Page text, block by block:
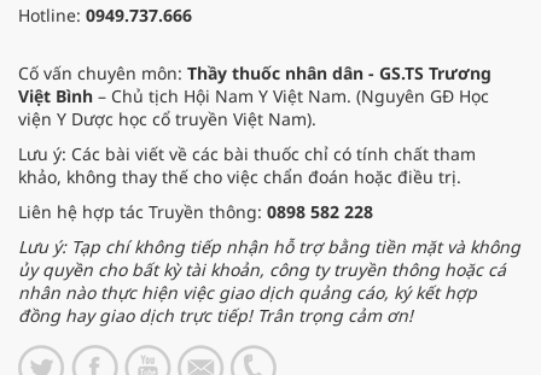
Hotline: 0949.737.666
Cố vấn chuyên môn: Thầy thuốc nhân dân - GS.TS Trương
Việt Bình – Chủ tịch Hội Nam Y Việt Nam. (Nguyên GĐ Học
viện Y Dược học cổ truyền Việt Nam).
Lưu ý: Các bài viết về các bài thuốc chỉ có tính chất tham
khảo, không thay thế cho việc chẩn đoán hoặc điều trị.
Liên hệ hợp tác Truyền thông: 0898 582 228
Lưu ý: Tạp chí không tiếp nhận hỗ trợ bằng tiền mặt và không
ủy quyền cho bất kỳ tài khoản, công ty truyền thông hoặc cá
nhân nào thực hiện việc giao dịch quảng cáo, ký kết hợp
đồng hay giao dịch trực tiếp! Trân trọng cảm ơn!